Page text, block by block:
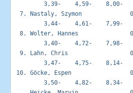
         3,39-    4,59-    8,00-
7. Nastaly, Szymon
         3,44-    4,61-    7,99-
8. Wolter, Hannes
         3,40-    4,72-    7,98-
9. Lahn, Chris
         3,47-    4,75-    8,14-
10. Göcke, Espen
         3,50-    4,82-    8,34-